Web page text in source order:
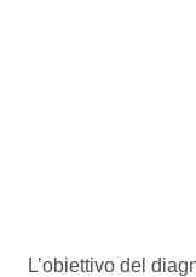
L’obiettivo del